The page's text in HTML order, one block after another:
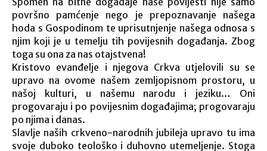
površno pamćenje nego je prepoznavanje našega
hoda s Gospodinom te uprisutnjenje našega odnosa s
njim koji je u temelju tih povijesnih događanja. Zbog
toga su ona za nas otajstvena!
Kristovo evanđelje i njegova Crkva utjelovili su se
upravo na ovome našem zemljopisnom prostoru, u
našoj kulturi, u našemu narodu i jeziku… Oni
progovaraju i po povijesnim događajima; progovaraju
po njima i danas.
Slavlje naših crkveno-narodnih jubileja upravo tu ima
svoje duboko teološko i duhovno utemeljenje. Stoga